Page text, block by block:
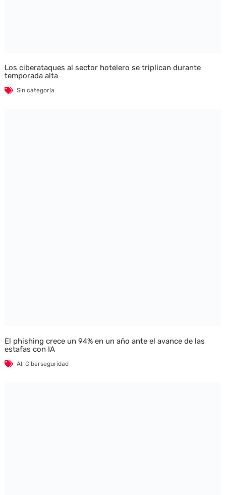
Los ciberataques al sector hotelero se triplican durante
temporada alta
Sin categoría
El phishing crece un 94% en un año ante el avance de las
estafas con IA
AI, Ciberseguridad